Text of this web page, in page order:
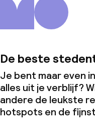
De beste
Je bent maar even
alles uit je verblijf?
andere de leukste
hotspots en de